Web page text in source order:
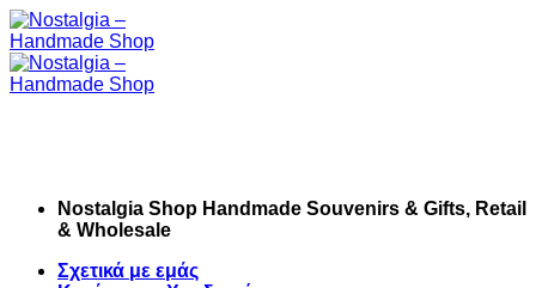
Skip
to
content
Nostalgia Shop Handmade Souvenirs & Gifts, Retail
& Wholesale
Σχετικά με εμάς